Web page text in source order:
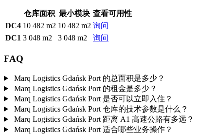
仓库面积 最小模块 查看可用性
DC4 10 482 m2 10 482 m2 询问
DC1 3 048 m2 3 048 m2 询问
FAQ
Marq Logistics Gdańsk Port 的总面积是多少？
Marq Logistics Gdańsk Port 的租金是多少？
Marq Logistics Gdańsk Port 是否可以立即入住？
Marq Logistics Gdańsk Port 仓库的技术参数是什么？
Marq Logistics Gdańsk Port 距离 A1 高速公路有多远？
Marq Logistics Gdańsk Port 适合哪些业务操作？